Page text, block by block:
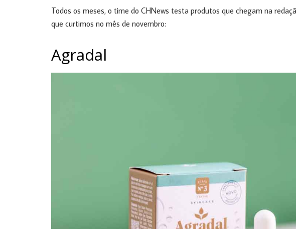
Todos os meses, o time do CHNews testa produtos que chegam na
que curtimos no mês de novembro:
Agradal